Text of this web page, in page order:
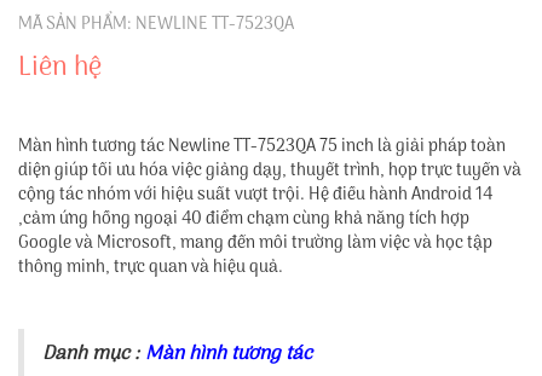
MÃ SẢN PHẨM: NEWLINE TT-7523QA
Liên hệ
Màn hình tương tác Newline TT-7523QA 75 inch là giải pháp toàn
diện giúp tối ưu hóa việc giảng dạy, thuyết trình, họp trực tuyến và
cộng tác nhóm với hiệu suất vượt trội. Hệ điều hành Android 14
,cảm ứng hồng ngoại 40 điểm chạm cùng khả năng tích hợp
Google và Microsoft, mang đến môi trường làm việc và học tập
thông minh, trực quan và hiệu quả.
Danh mục :Màn hình tương tác